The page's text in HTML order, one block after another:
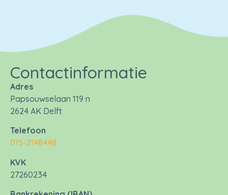
Contactinformatie
Adres
Papsouwselaan 119 n
2624 AK Delft
Telefoon
015-2148448
KVK
27260234